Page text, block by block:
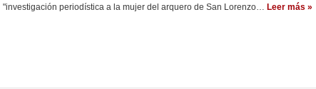
"investigación periodística a la mujer del arquero de San Lorenzo… Leer más »